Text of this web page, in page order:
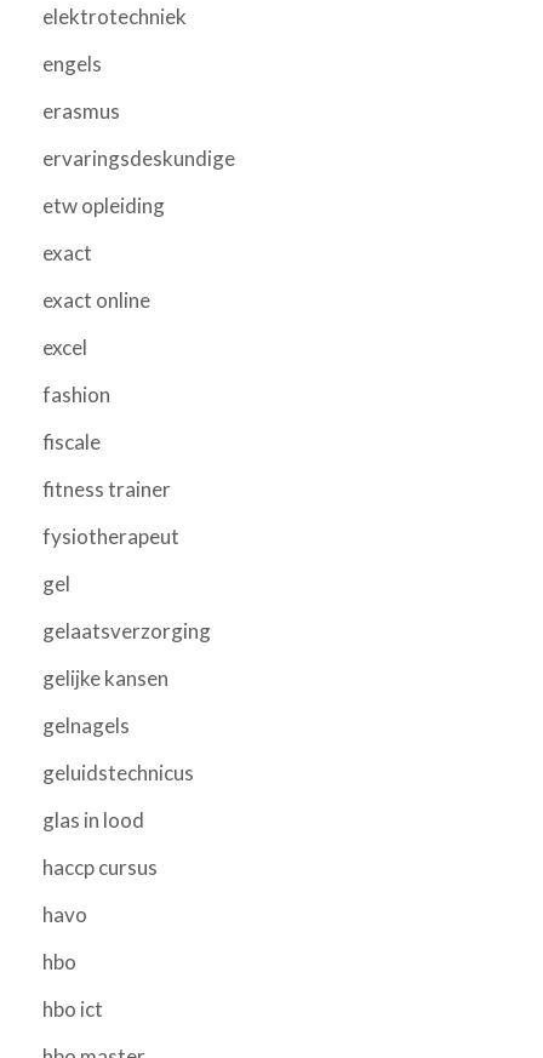
elektrotechniek
engels
erasmus
ervaringsdeskundige
etw opleiding
exact
exact online
excel
fashion
fiscale
fitness trainer
fysiotherapeut
gel
gelaatsverzorging
gelijke kansen
gelnagels
geluidstechnicus
glas in lood
haccp cursus
havo
hbo
hbo ict